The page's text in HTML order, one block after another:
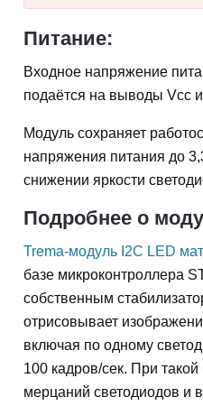
Питание:
Входное напряжение
подаётся на выводы Vсс
Модуль сохраняет
напряжения питания до
снижении яркости
Подробнее о
Trema-модуль I2C LED
базе микроконтроллера
собственным
отрисовывает
включая по одному
100 кадров/сек. При такой
мерцаний светодиодов и